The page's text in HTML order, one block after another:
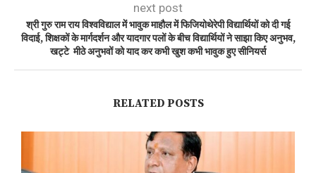
next post
श्री गुरु राम राय विश्वविद्याल में भावुक माहौल में फिजियोथेरेपी विद्यार्थियों को दी गई
विदाई, शिक्षकों के मार्गदर्शन और यादगार पलों के बीच विद्यार्थियों ने साझा किए अनुभव,
खट्टे मीठे अनुभवों को याद कर कभी खुश कभी भावुक हुए सीनियर्स
RELATED POSTS